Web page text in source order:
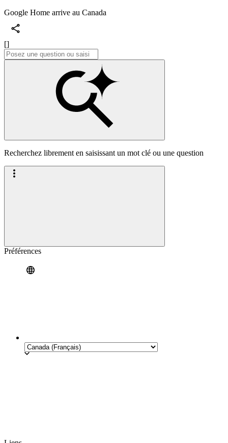
Google Home arrive au Canada
[]
Recherchez librement en saisissant un mot clé ou une question
Préférences